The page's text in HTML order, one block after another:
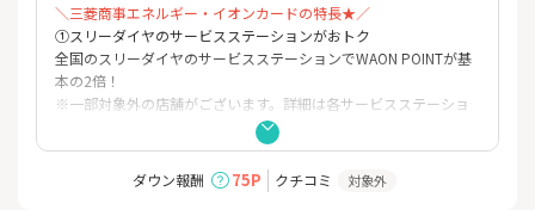
＼三菱商事エネルギー・イオンカードの特長★／
①スリーダイヤのサービスステーションがおトク
全国のスリーダイヤのサービスステーションでWAON POINTが基
本の2倍！
※一部対象外の店舗がございます。詳細は各サービスステーショ
※「AEONCARD Wポイントデー」との併用はできません。
※基本とは、200円(税込)ごとに1ポイント 付与をさします。
ダウン報酬 75P クチコミ 対象外